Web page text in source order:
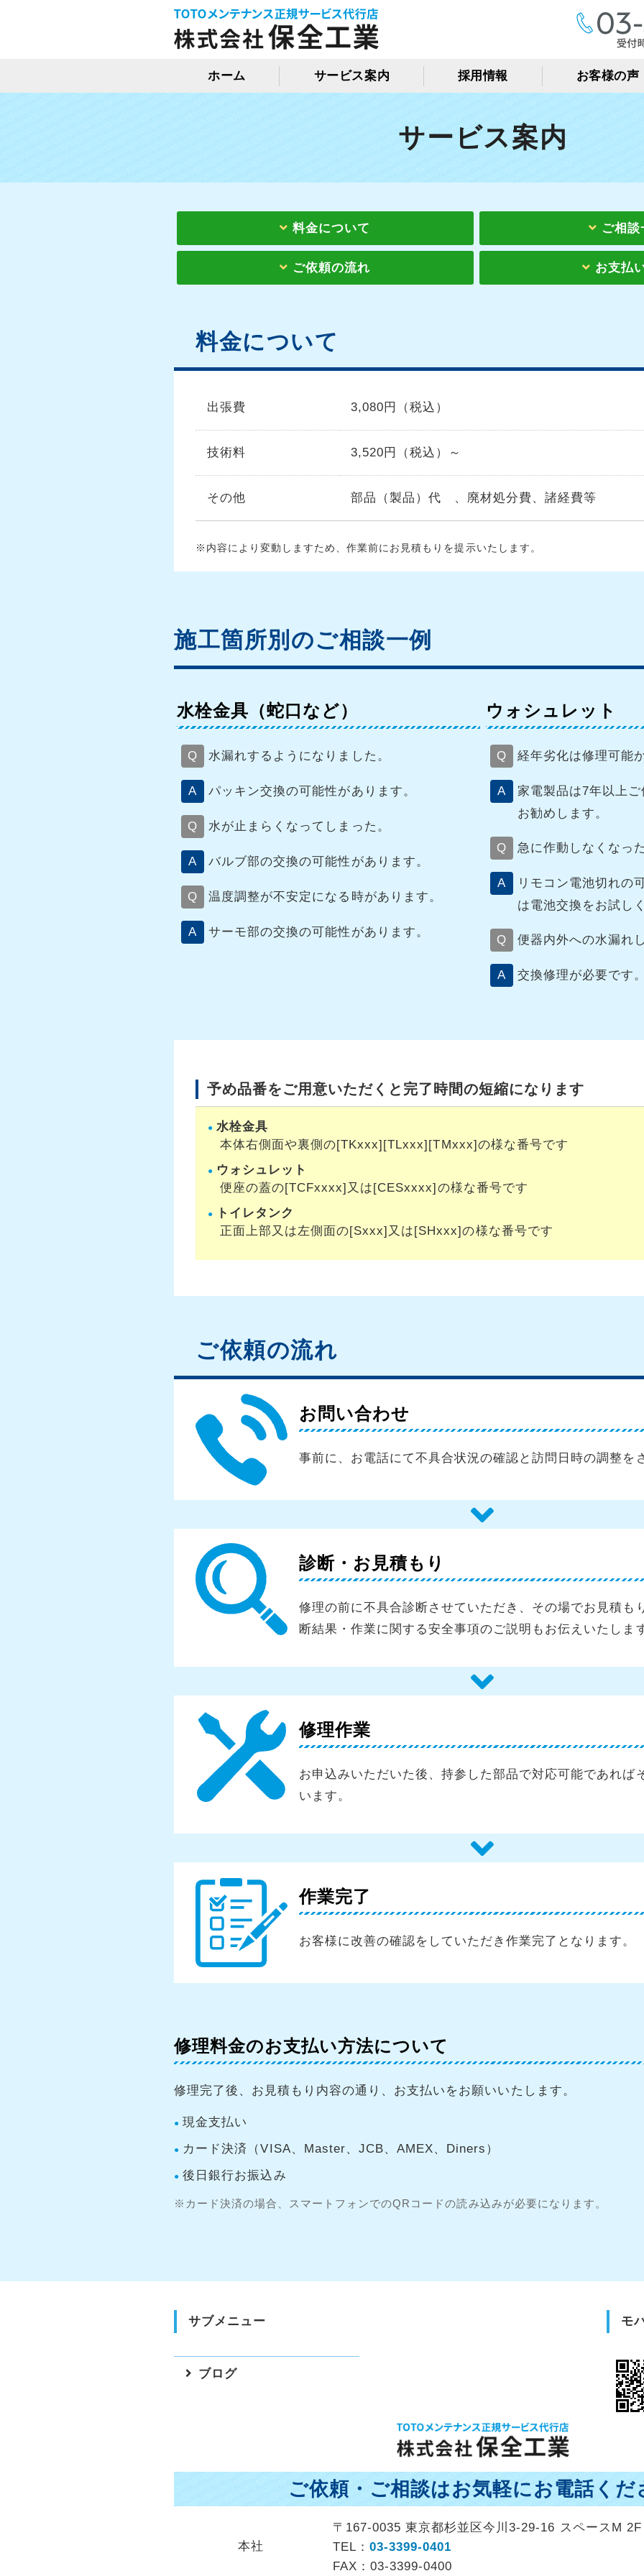
株式会社保全工業｜
ホーム サービス案内 採用情報 お客様の声
サービス案内
料金について ご相談
ご依頼の流れ お支払
料金について
出張費 3,080円（税込）
技術料 3,520円（税込）～
その他 部品（製品）代 、廃材処分費、諸経費等
内容により変動しますため、作業前にお見積もりを提示いたします。
施工箇所別のご相談一例
水栓金具（蛇口など）
水漏れするようになりました。
パッキン交換の可能性があります。
水が止まらくなってしまった。
バルブ部の交換の可能性があります。
温度調整が不安定になる時があります。
サーモ部の交換の可能性があります。
ウォシュレット
経年劣化は修理可能
家電製品は7年以上
お勧めします。
急に作動しなくなっ
リモコン電池切れの
は電池交換をお試し
便器内外への水漏れ
交換修理が必要です
予め品番をご用意いただくと完了時間の短縮になります
水栓金具
本体右側面や裏側の[TKxxx][TLxxx][TMxxx]の様な番号です
ウォシュレット
便座の蓋の[TCFxxxx]又は[CESxxxx]の様な番号です
トイレタンク
正面上部又は左側面の[Sxxx]又は[SHxxx]の様な番号です
ご依頼の流れ
お問い合わせ
事前に、お電話にて不具合状況の確認と訪問日時の調整を
診断・お見積もり
修理の前に不具合診断させていただき、その場でお見積も
断結果・作業に関する安全事項のご説明もお伝えいたしま
修理作業
お申込みいただいた後、持参した部品で対応可能であれば
います。
作業完了
お客様に改善の確認をしていただき作業完了となります。
修理料金のお支払い方法について
修理完了後、お見積もり内容の通り、お支払いをお願いいたします。
現金支払い
カード決済（VISA、Master、JCB、AMEX、Diners）
後日銀行お振込み
※カード決済の場合、スマートフォンでのQRコードの読み込みが必要になります。
サブメニュー
ブログ
モ
ご依頼・ご相談はお気軽にお電話くだ
本社
〒167-0035 東京都杉並区今川3-29-16 スペースM 2F
TEL：03-3399-0401
FAX：03-3399-0400